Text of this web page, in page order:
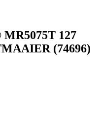
127
(74696)